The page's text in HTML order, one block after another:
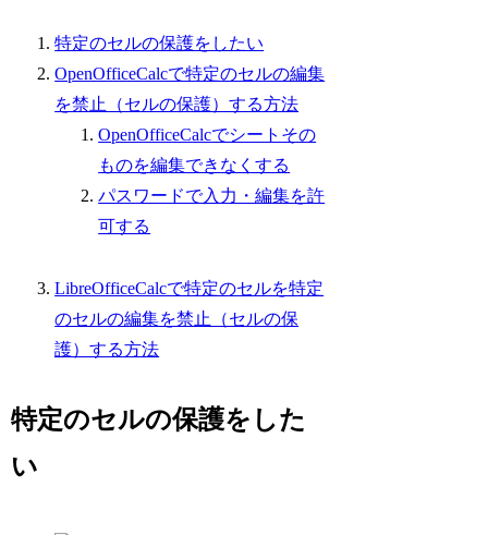
特定のセルの保護をしたい
OpenOfficeCalcで特定のセルの編集
を禁止（セルの保護）する方法
OpenOfficeCalcでシートその
ものを編集できなくする
パスワードで入力・編集を許
可する
LibreOfficeCalcで特定のセルを特定
のセルの編集を禁止（セルの保
護）する方法
特定のセルの保護をした
い